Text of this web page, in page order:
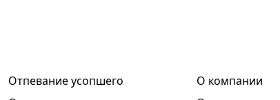
Отпевание усопшего
О компании